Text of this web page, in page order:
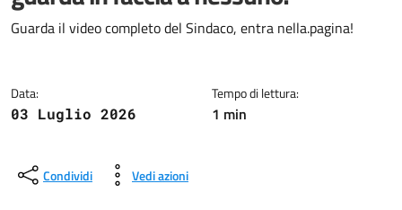
Dettagli della notizia
Guarda il video completo del Sindaco, entra nella.pagina!
Data:
03 Luglio 2026
Tempo di lettura:
1 min
Condividi Vedi azioni